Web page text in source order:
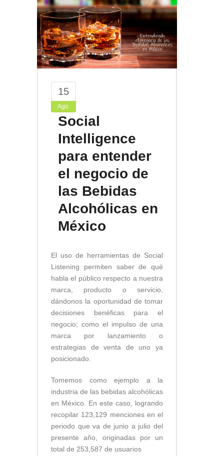
15
Ago
Social
Intelligence
para entender
el negocio de
las Bebidas
Alcohólicas en
México
El uso de herramientas de Social
Listening permiten saber de qué
habla el público respecto a nuestra
marca, producto o servicio,
dándonos la oportunidad de tomar
decisiones benéficas para el
negocio; como el impulso de una
marca por lanzamiento o
estrategias de venta de uno ya
posicionado.
Tomemos como ejemplo a la
industria de las bebidas alcohólicas
en México. En este caso, logrando
recopilar 123,129 menciones en el
periodo que va de junio a julio del
presente año, originadas por un
total de 253,587 de usuarios